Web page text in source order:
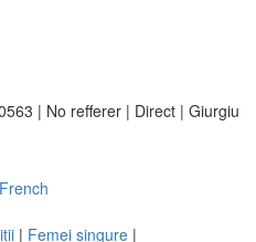
| No refferer | Direct | Giurgiu
French
| Femei singure |